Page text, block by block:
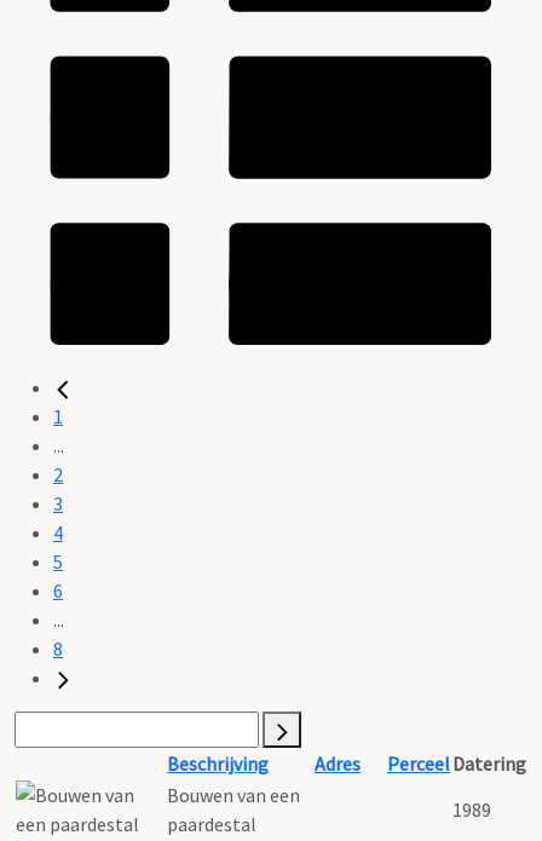
1
...
2
3
4
5
6
...
8
Beschrijving Adres PerceelDatering
Bouwen van een
paardestal
1989